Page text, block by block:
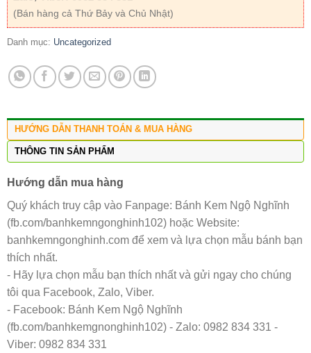
(Bán hàng cả Thứ Bảy và Chủ Nhật)
Danh mục: Uncategorized
HƯỚNG DẪN THANH TOÁN & MUA HÀNG
THÔNG TIN SẢN PHẨM
Hướng dẫn mua hàng
Quý khách truy cập vào Fanpage: Bánh Kem Ngộ Nghĩnh
(fb.com/banhkemngonghinh102) hoặc Website:
banhkemngonghinh.com để xem và lựa chọn mẫu bánh bạn
thích nhất.
- Hãy lựa chọn mẫu bạn thích nhất và gửi ngay cho chúng
tôi qua Facebook, Zalo, Viber.
- Facebook: Bánh Kem Ngộ Nghĩnh
(fb.com/banhkemgnonghinh102) - Zalo: 0982 834 331 -
Viber: 0982 834 331